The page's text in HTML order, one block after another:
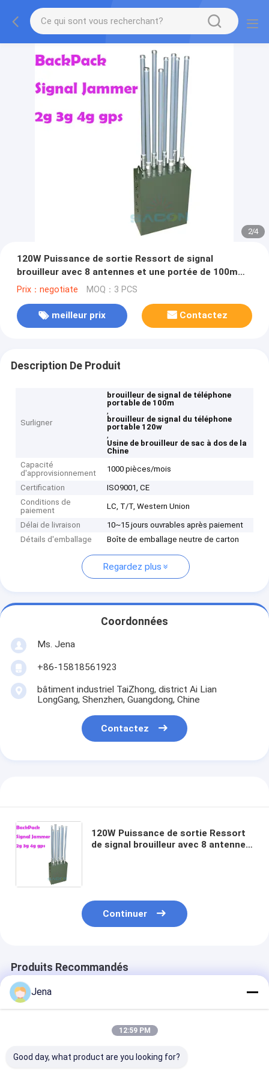
2/4
120W Puissance de sortie Ressort de signal
brouilleur avec 8 antennes et une portée de 100m
pour 2G 3G 4G 5G VHF UHF WiFi GPS Blocage
Prix：negotiate MOQ：3 PCS
meilleur prix Contactez
Description De Produit
Surligner
brouilleur de signal de téléphone
portable de 100m
,
brouilleur de signal du téléphone
portable 120w
,
Usine de brouilleur de sac à dos de la
Chine
Capacité
d'approvisionnement
1000 pièces/mois
Certification
ISO9001, CE
Conditions de
paiement
LC, T/T, Western Union
Délai de livraison
10~15 jours ouvrables après paiement
Détails d'emballage
Boîte de emballage neutre de carton
Regardez plus
Coordonnées
Ms. Jena
+86-15818561923
bâtiment industriel TaiZhong, district Ai Lian
LongGang, Shenzhen, Guangdong, Chine
Contactez
120W Puissance de sortie Ressort
de signal brouilleur avec 8 antennes
Continuer
Produits Recommandés
Jena
12:59 PM
Good day, what product are you looking for?